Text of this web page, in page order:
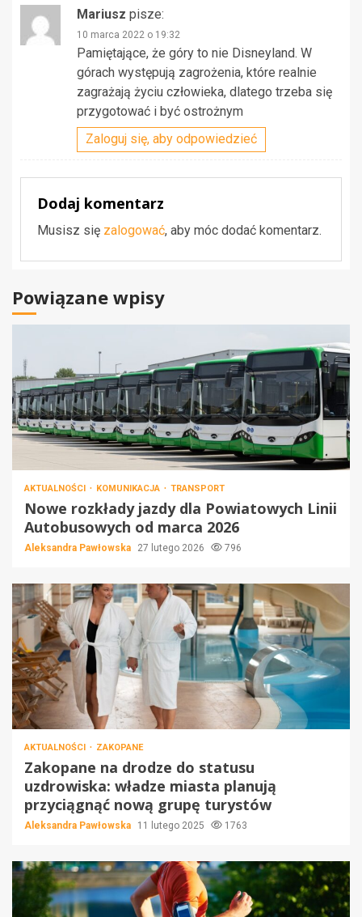
Mariusz pisze:
10 marca 2022 o 19:32
Pamiętające, że góry to nie Disneyland. W
górach występują zagrożenia, które realnie
zagrażają życiu człowieka, dlatego trzeba się
przygotować i być ostrożnym
Zaloguj się, aby odpowiedzieć
Dodaj komentarz
Musisz się zalogować, aby móc dodać komentarz.
Powiązane wpisy
AKTUALNOŚCI KOMUNIKACJA TRANSPORT
Nowe rozkłady jazdy dla Powiatowych Linii
Autobusowych od marca 2026
Aleksandra Pawłowska 27 lutego 2026 796
AKTUALNOŚCI ZAKOPANE
Zakopane na drodze do statusu
uzdrowiska: władze miasta planują
przyciągnąć nową grupę turystów
Aleksandra Pawłowska 11 lutego 2025 1763